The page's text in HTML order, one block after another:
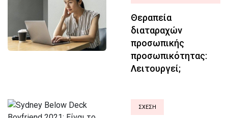
Θεραπεία
διαταραχών
προσωπικής
προσωπικότητας:
Λειτουργεί;
ΣΧΈΣΗ